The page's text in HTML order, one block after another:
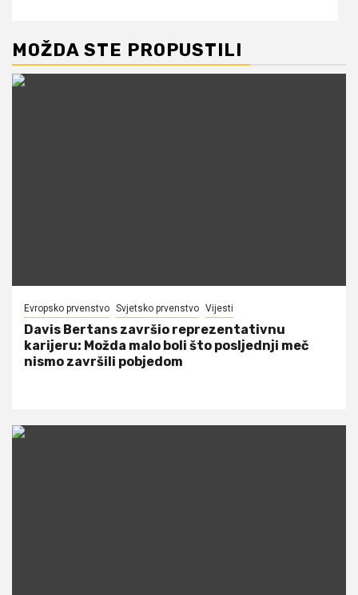
MOŽDA STE PROPUSTILI
Evropsko prvenstvo Svjetsko prvenstvo Vijesti
Davis Bertans završio reprezentativnu
karijeru: Možda malo boli što posljednji meč
nismo završili pobjedom